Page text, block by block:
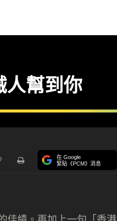
人幫到你
在 Google
緊貼《PCM》消息